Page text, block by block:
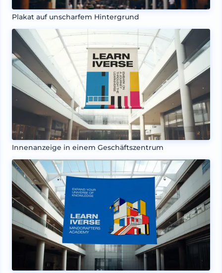
Plakat auf unscharfem Hintergrund
Innenanzeige in einem Geschäftszentrum